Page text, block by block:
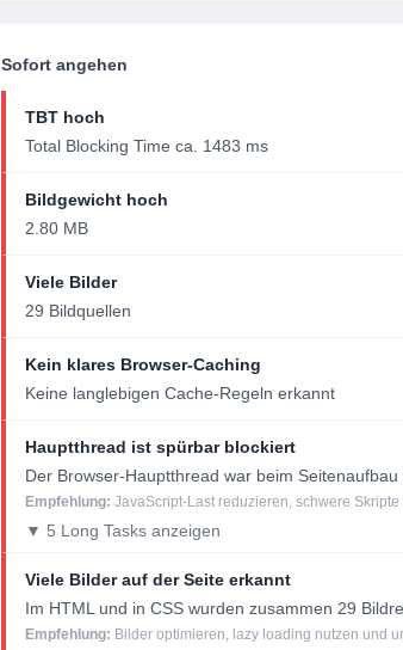
Sofort angehen
TBT hoch
Total Blocking Time ca. 1483 ms
Bildgewicht hoch
2.80 MB
Viele Bilder
29 Bildquellen
Kein klares Browser-Caching
Keine langlebigen Cache-Regeln erkannt
Hauptthread ist spürbar blockiert
Der Browser-Hauptthread war beim
Empfehlung: JavaScript-Last reduzieren, schwere
▼ 5 Long Tasks anzeigen
Viele Bilder auf der Seite erkannt
Im HTML und in CSS wurden zusammen 29
Empfehlung: Bilder optimieren, lazy loading nutzen und